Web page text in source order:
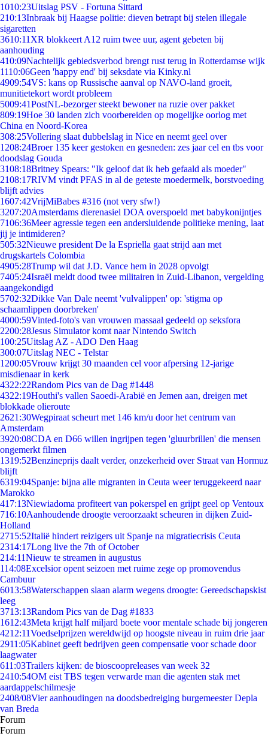
1010:23Uitslag PSV - Fortuna Sittard
210:13Inbraak bij Haagse politie: dieven betrapt bij stelen illegale
sigaretten
3610:11 XR blokkeert A12 ruim twee uur, agent gebeten bij
aanhouding
410:09Nachtelijk gebiedsverbod brengt rust terug in Rotterdamse wijk
1110:06Geen 'happy end' bij seksdate via Kinky.nl
4909:54VS: kans op Russische aanval op NAVO-land groeit,
munitietekort wordt probleem
5009:41PostNL-bezorger steekt bewoner na ruzie over pakket
809:19Hoe 30 landen zich voorbereiden op mogelijke oorlog met
China en Noord-Korea
308:25Vollering slaat dubbelslag in Nice en neemt geel over
1208:24Broer 135 keer gestoken en gesneden: zes jaar cel en tbs voor
doodslag Gouda
3108:18Britney Spears: "Ik geloof dat ik heb gefaald als moeder"
2108:17RIVM vindt PFAS in al de geteste moedermelk, borstvoeding
blijft advies
1607:42VrijMiBabes #316 (not very sfw!)
3207:20Amsterdams dierenasiel DOA overspoeld met babykonijntjes
7106:36Meer agressie tegen een andersluidende politieke mening, laat
jij je intimideren?
505:32Nieuwe president De la Espriella gaat strijd aan met
drugskartels Colombia
4905:28Trump wil dat J.D. Vance hem in 2028 opvolgt
7405:24Israël meldt dood twee militairen in Zuid-Libanon, vergelding
aangekondigd
5702:32Dikke Van Dale neemt 'vulvalippen' op: 'stigma op
schaamlippen doorbreken'
4000:59Vinted-foto's van vrouwen massaal gedeeld op seksfora
2200:28Jesus Simulator komt naar Nintendo Switch
100:25Uitslag AZ - ADO Den Haag
300:07Uitslag NEC - Telstar
1200:05Vrouw krijgt 30 maanden cel voor afpersing 12-jarige
misdienaar in kerk
4322:22Random Pics van de Dag #1448
4322:19Houthi's vallen Saoedi-Arabië en Jemen aan, dreigen met
blokkade olieroute
2621:30Wegpiraat scheurt met 146 km/u door het centrum van
Amsterdam
3920:08CDA en D66 willen ingrijpen tegen 'gluurbrillen' die mensen
ongemerkt filmen
1319:52Benzineprijs daalt verder, onzekerheid over Straat van Hormuz
blijft
6319:04Spanje: bijna alle migranten in Ceuta weer teruggekeerd naar
Marokko
417:13Niewiadoma profiteert van pokerspel en grijpt geel op Ventoux
716:10Aanhoudende droogte veroorzaakt scheuren in dijken Zuid-
Holland
2715:52Italië hindert reizigers uit Spanje na migratiecrisis Ceuta
2314:17Long live the 7th of October
214:11Nieuw te streamen in augustus
114:08Excelsior opent seizoen met ruime zege op promovendus
Cambuur
6013:58Waterschappen slaan alarm wegens droogte: Gereedschapskist
leeg
3713:13Random Pics van de Dag #1833
1612:43Meta krijgt half miljard boete voor mentale schade bij jongeren
4212:11Voedselprijzen wereldwijd op hoogste niveau in ruim drie jaar
2911:05Kabinet geeft bedrijven geen compensatie voor schade door
laagwater
611:03Trailers kijken: de bioscoopreleases van week 32
2410:54OM eist TBS tegen verwarde man die agenten stak met
aardappelschilmesje
2408/08Vier aanhoudingen na doodsbedreiging burgemeester Depla
van Breda
Forum
Forum